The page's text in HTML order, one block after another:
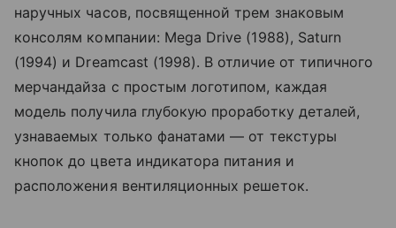
наручных часов, посвященной трем знаковым
консолям компании: Mega Drive (1988), Saturn
(1994) и Dreamcast (1998). В отличие от типичного
мерчандайза с простым логотипом, каждая
модель получила глубокую проработку деталей,
узнаваемых только фанатами — от текстуры
кнопок до цвета индикатора питания и
расположения вентиляционных решеток.